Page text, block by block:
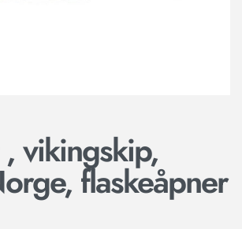
vikingskip,
flaskeåpner